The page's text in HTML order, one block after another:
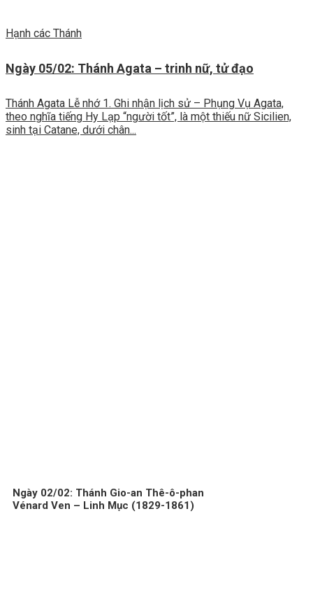
Hạnh các Thánh
Ngày 05/02: Thánh Agata – trinh nữ, tử đạo
Thánh Agata Lễ nhớ 1. Ghi nhận lịch sử – Phụng Vụ Agata,
theo nghĩa tiếng Hy Lạp “người tốt”, là một thiếu nữ Sicilien,
sinh tại Catane, dưới chân...
Ngày 02/02: Thánh Gio-an Thê-ô-phan
Vénard Ven – Linh Mục (1829-1861)